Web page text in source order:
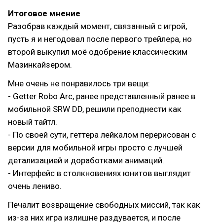
Итоговое мнение
Разобрав каждый момент, связанный с игрой,
пусть я и негодовал после первого трейлера, но
второй выкупил моё одобрение классическим
Мазинкайзером.
Мне очень не понравилось три вещи:
- Getter Robo Arc, ранее представленный ранее в
мобильной SRW DD, решили преподнести как
новый тайтл.
- По своей сути, геттера лейкалом перерисован с
версии для мобильной игры просто с лучшей
детализацией и доработками анимаций.
- Интерфейс в столкновениях юнитов выглядит
очень лениво.
Печалит возвращение свободных миссий, так как
из-за них игра излишне раздувается, и после